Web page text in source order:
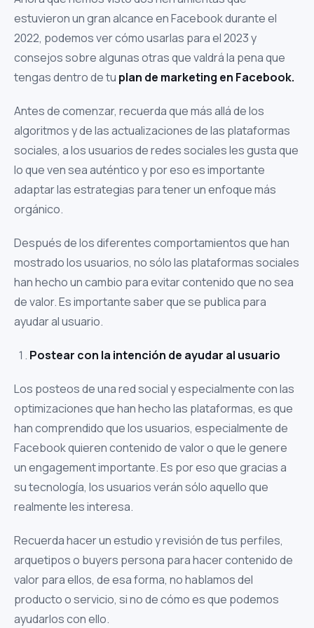
estuvieron un gran alcance en Facebook durante el
2022, podemos ver cómo usarlas para el 2023 y
consejos sobre algunas otras que valdrá la pena que
tengas dentro de tu plan de marketing en Facebook.
Antes de comenzar, recuerda que más allá de los
algoritmos y de las actualizaciones de las plataformas
sociales, a los usuarios de redes sociales les gusta que
lo que ven sea auténtico y por eso es importante
adaptar las estrategias para tener un enfoque más
orgánico.
Después de los diferentes comportamientos que han
mostrado los usuarios, no sólo las plataformas sociales
han hecho un cambio para evitar contenido que no sea
de valor. Es importante saber que se publica para
ayudar al usuario.
Postear con la intención de ayudar al usuario
Los posteos de una red social y especialmente con las
optimizaciones que han hecho las plataformas, es que
han comprendido que los usuarios, especialmente de
Facebook quieren contenido de valor o que le genere
un engagement importante. Es por eso que gracias a
su tecnología, los usuarios verán sólo aquello que
realmente les interesa.
Recuerda hacer un estudio y revisión de tus perfiles,
arquetipos o buyers persona para hacer contenido de
valor para ellos, de esa forma, no hablamos del
producto o servicio, si no de cómo es que podemos
ayudarlos con ello.